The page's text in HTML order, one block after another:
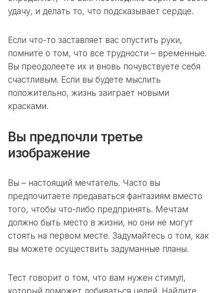
удачу, и делать то, что подсказывает сердце.
Если что-то заставляет вас опустить руки,
помните о том, что все трудности – временные.
Вы преодолеете их и вновь почувствуете себя
счастливым. Если вы будете мыслить
положительно, жизнь заиграет новыми
красками.
Вы предпочли третье
изображение
Вы – настоящий мечтатель. Часто вы
предпочитаете предаваться фантазиям вместо
того, чтобы что-либо предпринять. Мечтам
должно быть место в жизни, но они не могут
стоять на первом месте. Задумайтесь о том, как
вы можете осуществить задуманные планы.
Тест говорит о том, что вам нужен стимул,